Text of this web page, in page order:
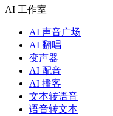
AI 工作室
AI 声音广场
AI 翻唱
变声器
AI 配音
AI 播客
文本转语音
语音转文本